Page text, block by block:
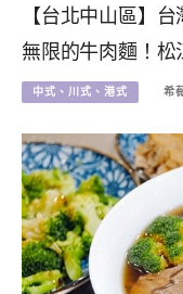
【台北中山區】
無限的牛肉麵！松
中式、川式、港式 希